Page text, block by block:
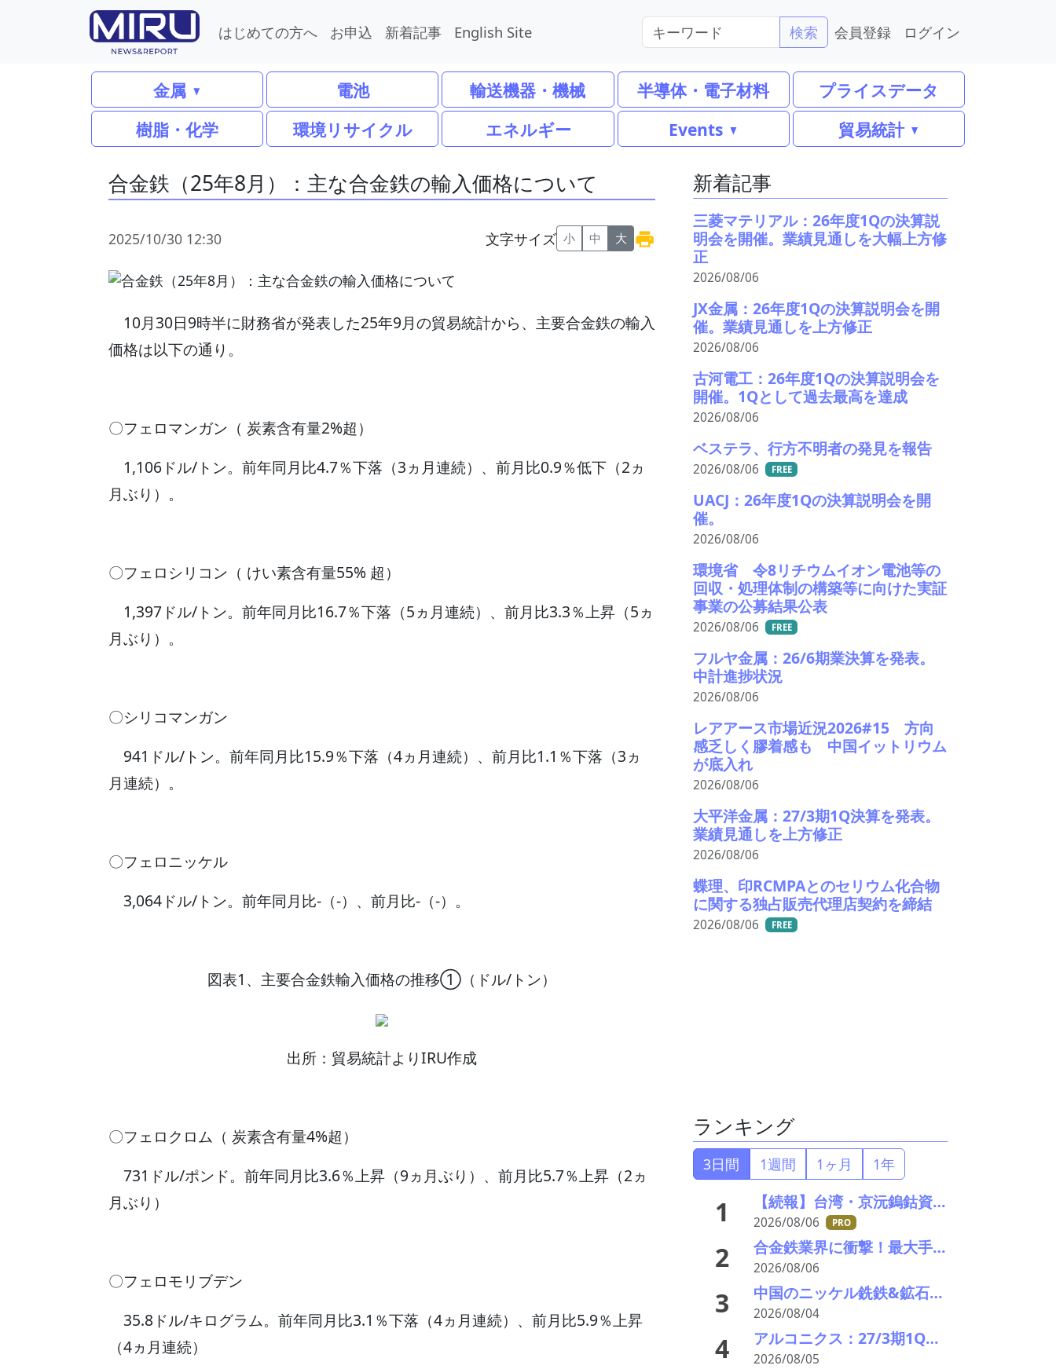
はじめての方へ お申込 新着記事 English Site 検索 会員登録 ログイン
金属 電池 輸送機器・機械 半導体・電子材料
プライスデータ
樹脂・化学
環境リサイクル エネルギー Events 貿易統計
合金鉄（25年8月）：主な合金鉄の輸入価格について
2025/10/30 12:30 文字サイズ 小 中 大
10月30日9時半に財務省が発表した25年9月の貿易統計から、主要合金鉄の輸入
価格は以下の通り。
〇フェロマンガン（ 炭素含有量2%超）
1,106ドル/トン。前年同月比4.7％下落（3ヵ月連続）、前月比0.9％低下（2ヵ
月ぶり）。
〇フェロシリコン（ けい素含有量55% 超）
1,397ドル/トン。前年同月比16.7％下落（5ヵ月連続）、前月比3.3％上昇（5ヵ
月ぶり）。
〇シリコマンガン
941ドル/トン。前年同月比15.9％下落（4ヵ月連続）、前月比1.1％下落（3ヵ
月連続）。
〇フェロニッケル
3,064ドル/トン。前年同月比-（-）、前月比-（-）。
図表1、主要合金鉄輸入価格の推移①（ドル/トン）
出所：貿易統計よりIRU作成
〇フェロクロム（ 炭素含有量4%超）
731ドル/ポンド。前年同月比3.6％上昇（9ヵ月ぶり）、前月比5.7％上昇（2ヵ
月ぶり）
〇フェロモリブデン
35.8ドル/キログラム。前年同月比3.1％下落（4ヵ月連続）、前月比5.9％上昇
（4ヵ月連続）
新着記事
三菱マテリアル：26年度1Qの決算説
明会を開催。業績見通しを大幅上方修
正
2026/08/06
JX金属：26年度1Qの決算説明会を開
催。業績見通しを上方修正
2026/08/06
古河電工：26年度1Qの決算説明会を
開催。1Qとして過去最高を達成
2026/08/06
ベステラ、行方不明者の発見を報告
2026/08/06 FREE
UACJ：26年度1Qの決算説明会を開
催。
2026/08/06
環境省 令8リチウムイオン電池等の
回収・処理体制の構築等に向けた実証
事業の公募結果公表
2026/08/06 FREE
フルヤ金属：26/6期業決算を発表。
中計進捗状況
2026/08/06
レアアース市場近況2026#15 方向
感乏しく膠着感も 中国イットリウム
が底入れ
2026/08/06
大平洋金属：27/3期1Q決算を発表。
業績見通しを上方修正
2026/08/06
蝶理、印RCMPAとのセリウム化合物
に関する独占販売代理店契約を締結
2026/08/06 FREE
ランキング
3日間 1週間 1ヶ月 1年
1 【続報】台湾・京沅鎢鈷資源の黄会長殺害事件、元従業員を逮捕か／8月8・9日に葬儀執行へ
2026/08/06 PRO
2 合金鉄業界に衝撃！最大手・新日本電工がマレーシア事業から撤退、マンガン市況低迷で72億円の減損
2026/08/06
3 中国のニッケル銑鉄&鉱石価格動向(26年8月第2週) 弱含む インドネシア睨み膠着
2026/08/04
4 アルコニクス：27/3期1Q決算を発表。業績見通し、配当を修正
2026/08/05